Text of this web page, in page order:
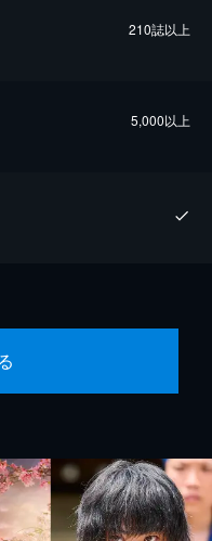
210誌以上
5,000以上